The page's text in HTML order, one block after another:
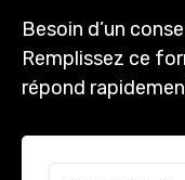
Besoin d’un
Remplissez ce
répond